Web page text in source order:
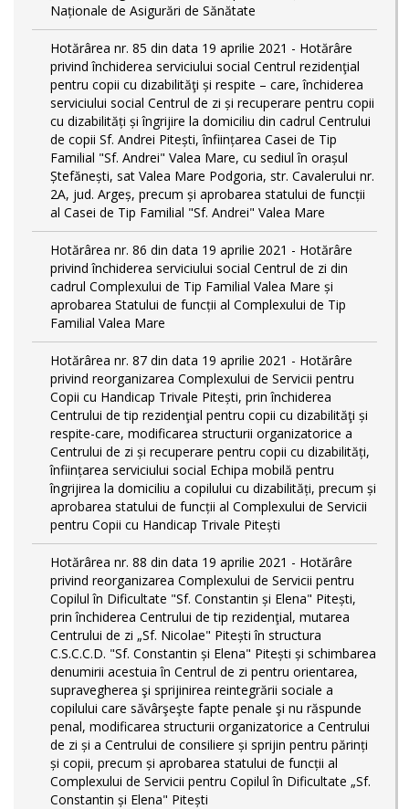
Naționale de Asigurări de Sănătate
Hotărârea nr. 85 din data 19 aprilie 2021 - Hotărâre
privind închiderea serviciului social Centrul rezidenţial
pentru copii cu dizabilităţi și respite – care, închiderea
serviciului social Centrul de zi și recuperare pentru copii
cu dizabilități și îngrijire la domiciliu din cadrul Centrului
de copii Sf. Andrei Pitești, înființarea Casei de Tip
Familial "Sf. Andrei" Valea Mare, cu sediul în orașul
Ștefănești, sat Valea Mare Podgoria, str. Cavalerului nr.
2A, jud. Argeș, precum și aprobarea statului de funcții
al Casei de Tip Familial "Sf. Andrei" Valea Mare
Hotărârea nr. 86 din data 19 aprilie 2021 - Hotărâre
privind închiderea serviciului social Centrul de zi din
cadrul Complexului de Tip Familial Valea Mare și
aprobarea Statului de funcții al Complexului de Tip
Familial Valea Mare
Hotărârea nr. 87 din data 19 aprilie 2021 - Hotărâre
privind reorganizarea Complexului de Servicii pentru
Copii cu Handicap Trivale Pitești, prin închiderea
Centrului de tip rezidenţial pentru copii cu dizabilităţi și
respite-care, modificarea structurii organizatorice a
Centrului de zi și recuperare pentru copii cu dizabilități,
înființarea serviciului social Echipa mobilă pentru
îngrijirea la domiciliu a copilului cu dizabilități, precum și
aprobarea statului de funcții al Complexului de Servicii
pentru Copii cu Handicap Trivale Pitești
Hotărârea nr. 88 din data 19 aprilie 2021 - Hotărâre
privind reorganizarea Complexului de Servicii pentru
Copilul în Dificultate "Sf. Constantin și Elena" Pitești,
prin închiderea Centrului de tip rezidenţial, mutarea
Centrului de zi „Sf. Nicolae" Pitești în structura
C.S.C.C.D. "Sf. Constantin și Elena" Pitești și schimbarea
denumirii acestuia în Centrul de zi pentru orientarea,
supravegherea şi sprijinirea reintegrării sociale a
copilului care săvârşeşte fapte penale şi nu răspunde
penal, modificarea structurii organizatorice a Centrului
de zi și a Centrului de consiliere și sprijin pentru părinți
și copii, precum și aprobarea statului de funcții al
Complexului de Servicii pentru Copilul în Dificultate „Sf.
Constantin și Elena" Pitești